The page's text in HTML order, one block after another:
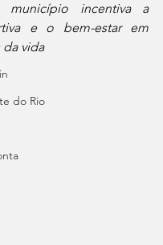
do Rio
município incentiva a
e o bem-estar em
da vida